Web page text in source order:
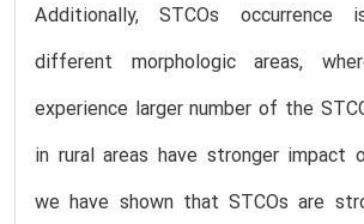
Additionally, STCOs
different morphologic areas,
experience larger number of the
in rural areas have stronger impact
we have shown that STCOs are